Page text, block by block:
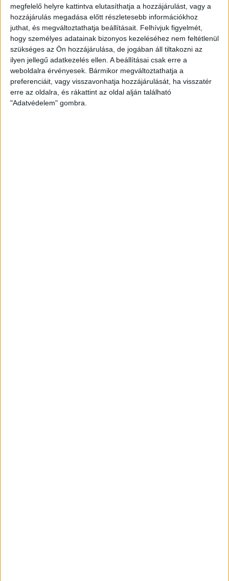
megfelelő helyre kattintva elutasíthatja a hozzájárulást, vagy a
hozzájárulás megadása előtt részletesebb információkhoz
juthat, és megváltoztathatja beállításait. Felhívjuk figyelmét,
hogy személyes adatainak bizonyos kezeléséhez nem feltétlenül
szükséges az Ön hozzájárulása, de jogában áll tiltakozni az
ilyen jellegű adatkezelés ellen. A beállításai csak erre a
weboldalra érvényesek. Bármikor megváltoztathatja a
preferenciáit, vagy visszavonhatja hozzájárulását, ha visszatér
erre az oldalra, és rákattint az oldal alján található
"Adatvédelem" gombra.
125 m2 szobák: 3